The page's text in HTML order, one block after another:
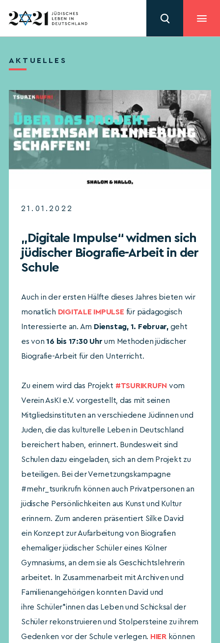
AKTUELLES
21.01.2022
„Digitale Impulse“ widmen sich
jüdischer Biografie-Arbeit in der
Schule
Auch in der ersten Hälfte dieses Jahres bieten wir
monatlich DIGITALE IMPULSE für pädagogisch
Interessierte an. Am Dienstag, 1. Februar,geht
es von16 bis 17:30 Uhr um Methoden jüdischer
Biografie-Arbeit für den Unterricht.
Zu einem wird das Projekt #TSURIKRUFN vom
Verein AsKI e.V. vorgestellt, das mit seinen
Mitgliedsinstituten an verschiedene Jüdinnen und
Juden, die das kulturelle Leben in Deutschland
bereichert haben, erinnert. Bundesweit sind
Schulen dazu eingeladen, sich an dem Projekt zu
beteiligen. Bei der Vernetzungskampagne
#mehr_tsurikrufn können auch Privatpersonen an
jüdische Persönlichkeiten aus Kunst und Kultur
erinnern. Zum anderen präsentiert Silke David
ein Konzept zur Aufarbeitung von Biografien
ehemaliger jüdischer Schüler eines Kölner
Gymnasiums, an dem sie als Geschichtslehrerin
arbeitet. In Zusammenarbeit mit Archiven und
Familienangehörigen konnten David und
ihre Schüler*innen das Leben und Schicksal der
Schüler rekonstruieren und Stolpersteine zu ihrem
Gedenken vor der Schule verlegen. HIERkönnen